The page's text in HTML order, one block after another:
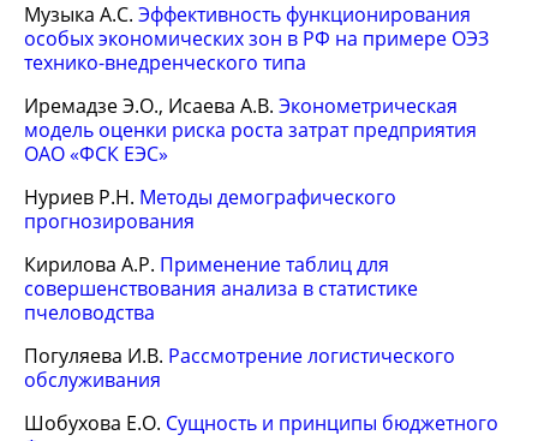
Музыка А.С. Эффективность функционирования
особых экономических зон в РФ на примере ОЭЗ
технико-внедренческого типа
Иремадзе Э.О., Исаева А.В. Эконометрическая
модель оценки риска роста затрат предприятия
ОАО «ФСК ЕЭС»
Нуриев Р.Н. Методы демографического
прогнозирования
Кирилова А.Р. Применение таблиц для
совершенствования анализа в статистике
пчеловодства
Погуляева И.В. Рассмотрение логистического
обслуживания
Шобухова Е.О. Сущность и принципы бюджетного